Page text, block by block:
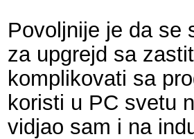
Povoljnije je da se
za upgrejd sa
komplikovati sa
koristi u PC svetu
vidjao sam i na